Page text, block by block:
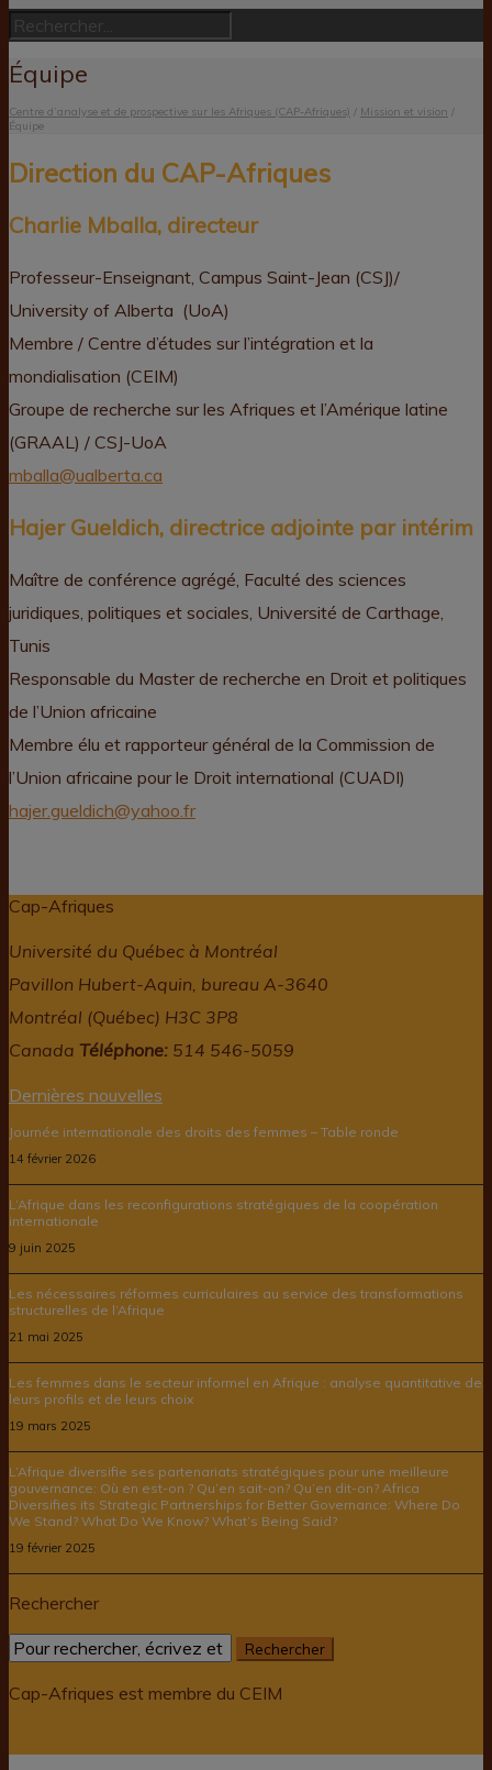
Équipe
Centre d’analyse et de prospective sur les Afriques (CAP-Afriques) / Mission et vision /
Équipe
Direction du CAP-Afriques
Charlie Mballa, directeur
Professeur-Enseignant, Campus Saint-Jean (CSJ)/
University of Alberta (UoA)
Membre / Centre d’études sur l’intégration et la
mondialisation (CEIM)
Groupe de recherche sur les Afriques et l’Amérique latine
(GRAAL) / CSJ-UoA
mballa@ualberta.ca
Hajer Gueldich, directrice adjointe par intérim
Maître de conférence agrégé, Faculté des sciences
juridiques, politiques et sociales, Université de Carthage,
Tunis
Responsable du Master de recherche en Droit et politiques
de l’Union africaine
Membre élu et rapporteur général de la Commission de
l’Union africaine pour le Droit international (CUADI)
hajer.gueldich@yahoo.fr
Cap-Afriques
Université du Québec à Montréal
Pavillon Hubert-Aquin, bureau A-3640
Montréal (Québec) H3C 3P8
Canada Téléphone: 514 546-5059
Dernières nouvelles
Journée internationale des droits des femmes – Table ronde
14 février 2026
L’Afrique dans les reconfigurations stratégiques de la coopération
internationale
9 juin 2025
Les nécessaires réformes curriculaires au service des transformations
structurelles de l’Afrique
21 mai 2025
Les femmes dans le secteur informel en Afrique : analyse quantitative de
leurs profils et de leurs choix
19 mars 2025
L’Afrique diversifie ses partenariats stratégiques pour une meilleure
gouvernance: Où en est-on ? Qu’en sait-on? Qu’en dit-on? Africa
Diversifies its Strategic Partnerships for Better Governance: Where Do
We Stand? What Do We Know? What’s Being Said?
19 février 2025
Rechercher
Cap-Afriques est membre du CEIM